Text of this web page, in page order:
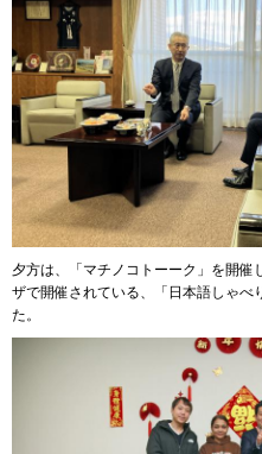
夕方は、「マチノコトーーク」を開催
ザで開催されている、「日本語しゃべ
た。